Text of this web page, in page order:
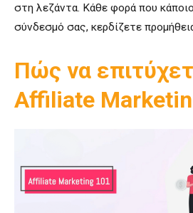
στη λεζάντα. Κάθε φορά που
σύνδεσμό σας, κερδίζετε
Πώς να
Affiliate